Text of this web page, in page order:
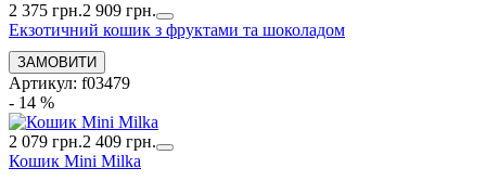
2 375 грн.2 909 грн.
Екзотичний кошик з фруктами та шоколадом
Артикул: f03479
- 14 %
2 079 грн.2 409 грн.
Кошик Mini Milka